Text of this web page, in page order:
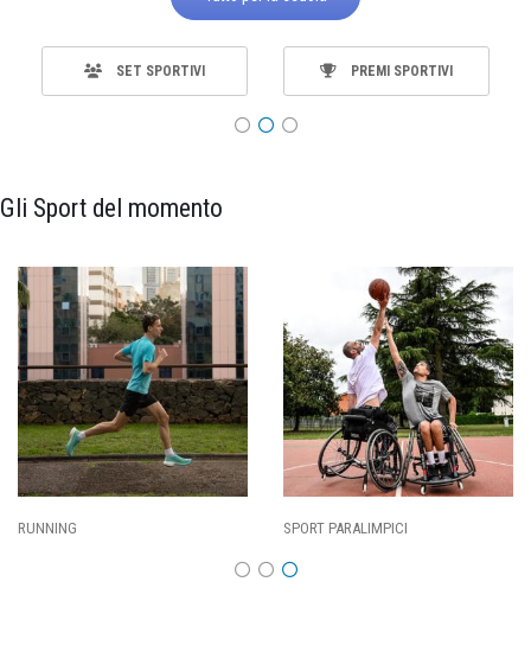
SET SPORTIVI PREMI SPORTIVI
Gli Sport del momento
SPORT PARALIMPICI